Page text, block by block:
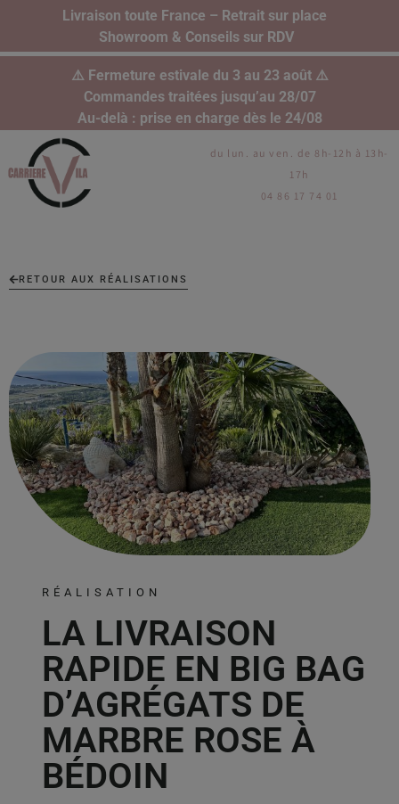
Livraison toute France – Retrait sur place
Showroom & Conseils sur RDV
⚠️ Fermeture estivale du 3 au 23 août ⚠️
Commandes traitées jusqu’au 28/07
Au-delà : prise en charge dès le 24/08
du lun. au ven. de 8h-12h à 13h-
17h
04 86 17 74 01
RETOUR AUX RÉALISATIONS
RÉALISATION
LA LIVRAISON
RAPIDE EN BIG BAG
D’AGRÉGATS DE
MARBRE ROSE À
BÉDOIN